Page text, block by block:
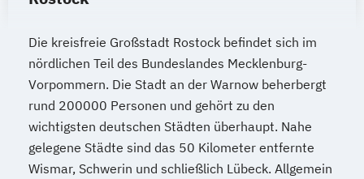
Die kreisfreie Großstadt Rostock befindet sich im
nördlichen Teil des Bundeslandes Mecklenburg-
Vorpommern. Die Stadt an der Warnow beherbergt
rund 200000 Personen und gehört zu den
wichtigsten deutschen Städten überhaupt. Nahe
gelegene Städte sind das 50 Kilometer entfernte
Wismar, Schwerin und schließlich Lübeck. Allgemein